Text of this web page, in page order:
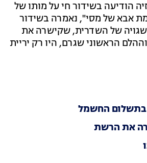
הודיעה בשידור חי על מותו של
אבא של מסי", נאמרה בשידור
שגויה של השדרית, שקישרה את
הראשוני שגרם, היו רק יריית
בתשלום החשמל